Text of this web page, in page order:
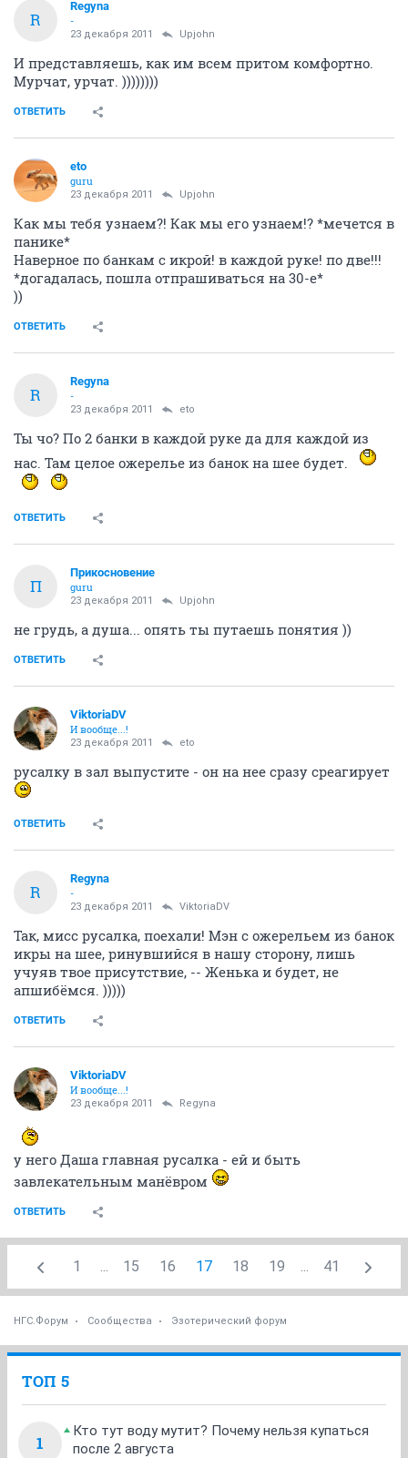
R
Regyna
-
23 декабря 2011 Upjohn
И представляешь, как им всем притом комфортно.
Мурчат, урчат. ))))))))
ОТВЕТИТЬ
eto
guru
23 декабря 2011 Upjohn
Как мы тебя узнаем?! Как мы его узнаем!? *мечется в
панике*
Наверное по банкам с икрой! в каждой руке! по две!!!
*догадалась, пошла отпрашиваться на 30-е*
))
ОТВЕТИТЬ
R
Regyna
-
23 декабря 2011 eto
Ты чо? По 2 банки в каждой руке да для каждой из
нас. Там целое ожерелье из банок на шее будет.
ОТВЕТИТЬ
П
Прикосновение
guru
23 декабря 2011 Upjohn
не грудь, а душа... опять ты путаешь понятия ))
ОТВЕТИТЬ
ViktoriaDV
И вообще...!
23 декабря 2011 eto
русалку в зал выпустите - он на нее сразу среагирует
ОТВЕТИТЬ
R
Regyna
-
23 декабря 2011 ViktoriaDV
Так, мисс русалка, поехали! Мэн с ожерельем из банок
икры на шее, ринувшийся в нашу сторону, лишь
учуяв твое присутствие, -- Женька и будет, не
апшибёмся. )))))
ОТВЕТИТЬ
ViktoriaDV
И вообще...!
23 декабря 2011 Regyna
у него Даша главная русалка - ей и быть
завлекательным манёвром
ОТВЕТИТЬ
1 ... 15 16 17 18 19 ... 41
НГС.Форум Сообщества Эзотерический форум
ТОП 5
1
Кто тут воду мутит? Почему нельзя купаться
после 2 августа